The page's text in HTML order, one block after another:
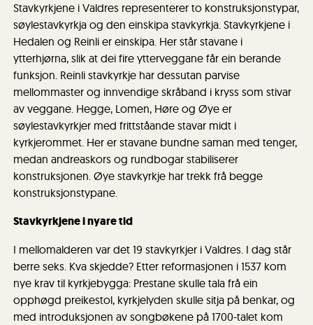
Stavkyrkjene i Valdres representerer to konstruksjonstypar,
søylestavkyrkja og den einskipa stavkyrkja. Stavkyrkjene i
Hedalen og Reinli er einskipa. Her står stavane i
ytterhjørna, slik at dei fire ytterveggane får ein berande
funksjon. Reinli stavkyrkje har dessutan parvise
mellommaster og innvendige skråband i kryss som stivar
av veggane. Hegge, Lomen, Høre og Øye er
søylestavkyrkjer med frittståande stavar midt i
kyrkjerommet. Her er stavane bundne saman med tenger,
medan andreaskors og rundbogar stabiliserer
konstruksjonen. Øye stavkyrkje har trekk frå begge
konstruksjonstypane.
Stavkyrkjene i nyare tid
I mellomalderen var det 19 stavkyrkjer i Valdres. I dag står
berre seks. Kva skjedde? Etter reformasjonen i 1537 kom
nye krav til kyrkjebygga: Prestane skulle tala frå ein
opphøgd preikestol, kyrkjelyden skulle sitja på benkar, og
med introduksjonen av songbøkene på 1700-talet kom